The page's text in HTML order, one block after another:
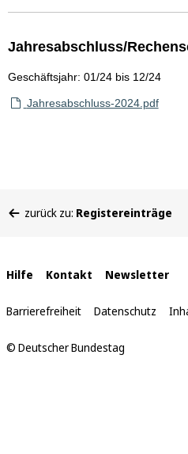
Jahresabschluss/
Geschäftsjahr: 01/24 bis 12/24
Jahresabschluss-2024.pdf
befinden
zurück zu: Registereinträge
Interne
Links
Hilfe Kontakt Newsletter
Barrierefreiheit Datenschutz
© Deutscher Bundestag